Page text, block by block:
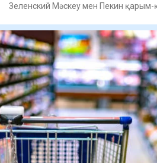
Зеленский Мәскеу мен Пекин